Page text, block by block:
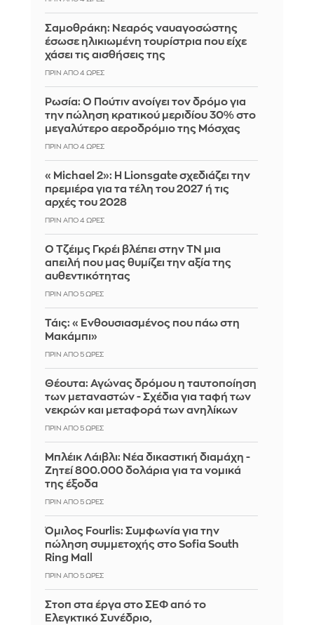
Σαμοθράκη: Νεαρός ναυαγοσώστης
έσωσε ηλικιωμένη τουρίστρια που είχε
χάσει τις αισθήσεις της
ΠΡΙΝ ΑΠΌ 4 ΏΡΕΣ
Ρωσία: Ο Πούτιν ανοίγει τον δρόμο για
την πώληση κρατικού μεριδίου 30% στο
μεγαλύτερο αεροδρόμιο της Μόσχας
ΠΡΙΝ ΑΠΌ 4 ΏΡΕΣ
«Michael 2»: Η Lionsgate σχεδιάζει την
πρεμιέρα για τα τέλη του 2027 ή τις
αρχές του 2028
ΠΡΙΝ ΑΠΌ 4 ΏΡΕΣ
Ο Τζέιμς Γκρέι βλέπει στην ΤΝ μια
απειλή που μας θυμίζει την αξία της
αυθεντικότητας
ΠΡΙΝ ΑΠΌ 5 ΏΡΕΣ
Τάις: «Ενθουσιασμένος που πάω στη
Μακάμπι»
ΠΡΙΝ ΑΠΌ 5 ΏΡΕΣ
Θέουτα: Αγώνας δρόμου η ταυτοποίηση
των μεταναστών - Σχέδια για ταφή των
νεκρών και μεταφορά των ανηλίκων
ΠΡΙΝ ΑΠΌ 5 ΏΡΕΣ
Μπλέικ Λάιβλι: Νέα δικαστική διαμάχη -
Ζητεί 800.000 δολάρια για τα νομικά
της έξοδα
ΠΡΙΝ ΑΠΌ 5 ΏΡΕΣ
Όμιλος Fourlis: Συμφωνία για την
πώληση συμμετοχής στο Sofia South
Ring Mall
ΠΡΙΝ ΑΠΌ 5 ΏΡΕΣ
Στοπ στα έργα στο ΣΕΦ από το
Ελεγκτικό Συνέδριο,